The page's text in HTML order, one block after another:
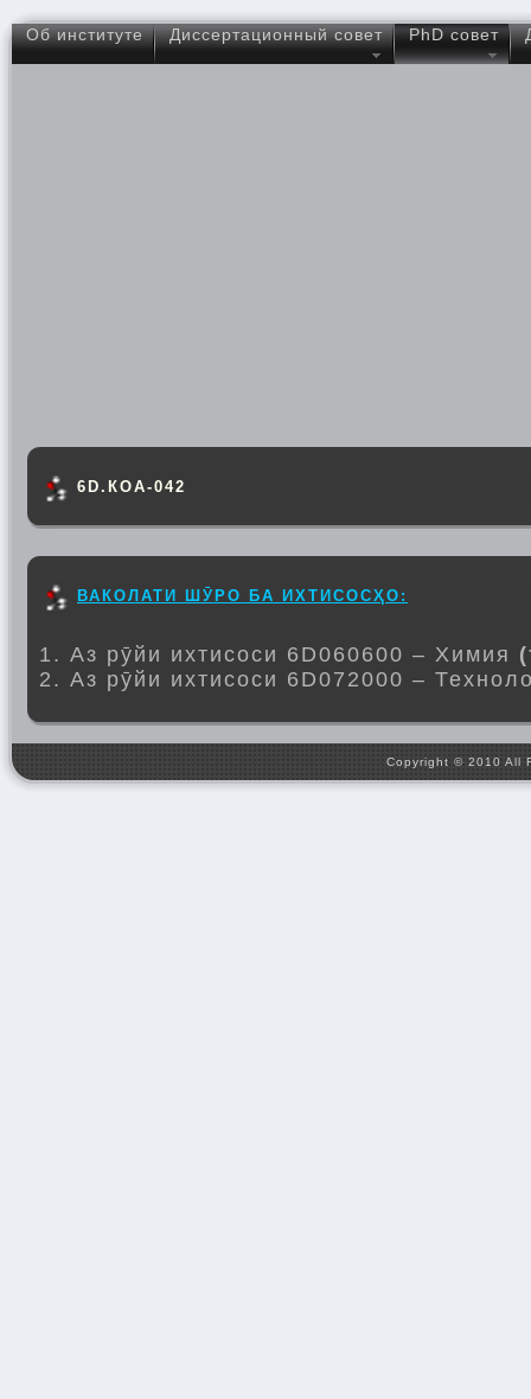
Об институте Диссертационный совет PhD совет
6D.КОА-042
ВАКОЛАТИ ШӮРО БА ИХТИСОСҲО:
1. Аз рӯйи ихтисоси 6D060600 – Химия
2. Аз рӯйи ихтисоси 6D072000 –
Copyright © 2010 All